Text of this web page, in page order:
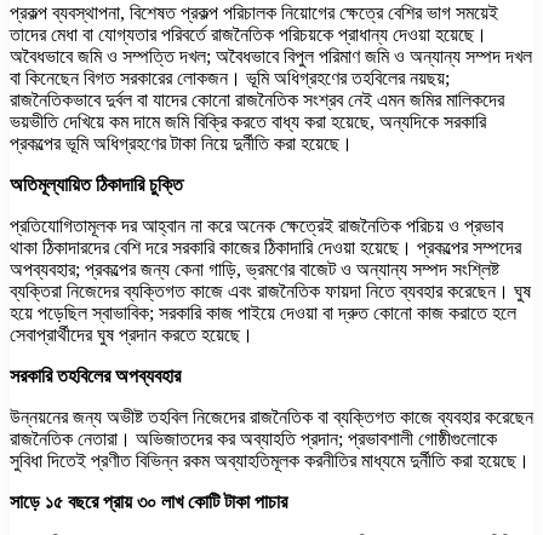
প্রকল্প ব্যবস্থাপনা, বিশেষত প্রকল্প পরিচালক নিয়োগের ক্ষেত্রে বেশির ভাগ সময়েই
তাদের মেধা বা যোগ্যতার পরিবর্তে রাজনৈতিক পরিচয়কে প্রাধান্য দেওয়া হয়েছে।
অবৈধভাবে জমি ও সম্পত্তি দখল; অবৈধভাবে বিপুল পরিমাণ জমি ও অন্যান্য সম্পদ দখল
বা কিনেছেন বিগত সরকারের লোকজন। ভূমি অধিগ্রহণের তহবিলের নয়ছয়;
রাজনৈতিকভাবে দুর্বল বা যাদের কোনো রাজনৈতিক সংশ্রব নেই এমন জমির মালিকদের
ভয়ভীতি দেখিয়ে কম দামে জমি বিক্রি করতে বাধ্য করা হয়েছে, অন্যদিকে সরকারি
প্রকল্পের ভূমি অধিগ্রহণের টাকা নিয়ে দুর্নীতি করা হয়েছে।
অতিমূল্যায়িত ঠিকাদারি চুক্তি
প্রতিযোগিতামূলক দর আহ্বান না করে অনেক ক্ষেত্রেই রাজনৈতিক পরিচয় ও প্রভাব
থাকা ঠিকাদারদের বেশি দরে সরকারি কাজের ঠিকাদারি দেওয়া হয়েছে। প্রকল্পের সম্পদের
অপব্যবহার; প্রকল্পের জন্য কেনা গাড়ি, ভ্রমণের বাজেট ও অন্যান্য সম্পদ সংশ্লিষ্ট
ব্যক্তিরা নিজেদের ব্যক্তিগত কাজে এবং রাজনৈতিক ফায়দা নিতে ব্যবহার করেছেন। ঘুষ
হয়ে পড়েছিল স্বাভাবিক; সরকারি কাজ পাইয়ে দেওয়া বা দ্রুত কোনো কাজ করাতে হলে
সেবাপ্রার্থীদের ঘুষ প্রদান করতে হয়েছে।
সরকারি তহবিলের অপব্যবহার
উন্নয়নের জন্য অভীষ্ট তহবিল নিজেদের রাজনৈতিক বা ব্যক্তিগত কাজে ব্যবহার করেছেন
রাজনৈতিক নেতারা। অভিজাতদের কর অব্যাহতি প্রদান; প্রভাবশালী গোষ্ঠীগুলোকে
সুবিধা দিতেই প্রণীত বিভিন্ন রকম অব্যাহতিমূলক করনীতির মাধ্যমে দুর্নীতি করা হয়েছে।
সাড়ে ১৫ বছরে প্রায় ৩০ লাখ কোটি টাকা পাচার